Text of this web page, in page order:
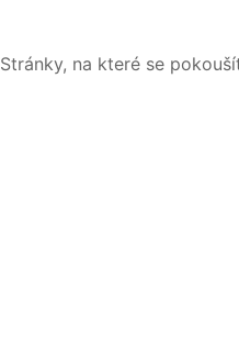
Stránky, na které se